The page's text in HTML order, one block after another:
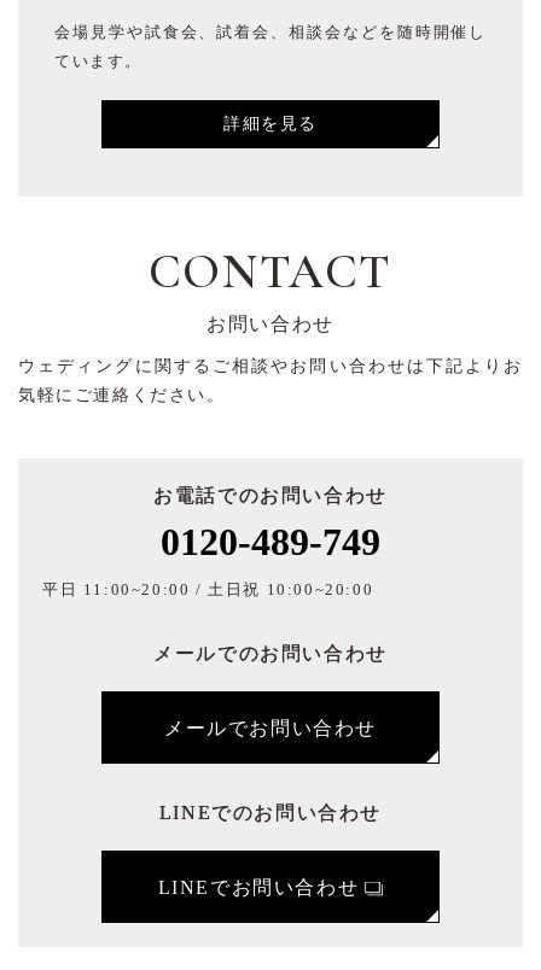
会場見学や試食会、試着会、相談会などを随時開催し
ています。
詳細を見る
CONTACT
お問い合わせ
ウェディングに関するご相談やお問い合わせは下記よりお
気軽にご連絡ください。
お電話でのお問い合わせ
0120-489-749
平日 11:00~20:00 / 土日祝 10:00~20:00
メールでのお問い合わせ
メールでお問い合わせ
LINEでのお問い合わせ
LINEでお問い合わせ